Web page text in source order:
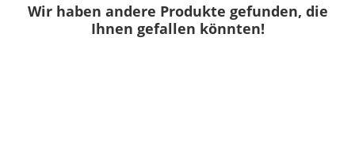
Wir haben andere Produkte gefunden, die
Ihnen gefallen könnten!